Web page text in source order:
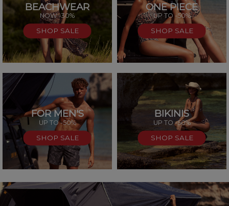
BEACHWEAR
NOW -30%
SHOP SALE
ONE PIECE
UP TO -50%
SHOP SALE
FOR MEN'S
UP TO -50%
SHOP SALE
BIKINIS
UP TO -50%
SHOP SALE